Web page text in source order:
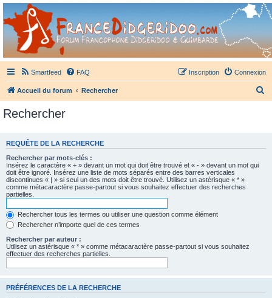
France Didgeridoo
Didgeridoo et Guimbarde sur France Didgeridoo - retrouvez la communauté.
Smartfeed FAQ Connexion
Inscription
Accueil du forum Rechercher
e
Rechercher
REQUÊTE DE LA RECHERCHE
Rechercher par mots-clés :
Insérez le caractère « + » devant un mot qui doit être trouvé et « - » devant un mot qui
doit être ignoré. Insérez une liste de mots séparés entre des barres verticales
discontinues « | » si seul un des mots doit être trouvé. Utilisez un astérisque « * »
comme métacaractère passe-partout si vous souhaitez effectuer des recherches
partielles.
Rechercher tous les termes ou utiliser une question comme élément
Rechercher n’importe quel de ces termes
Rechercher par auteur :
Utilisez un astérisque « * » comme métacaractère passe-partout si vous souhaitez
effectuer des recherches partielles.
PRÉFÉRENCES DE LA RECHERCHE